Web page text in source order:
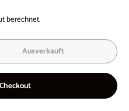
berechnet.
Ausverkauft